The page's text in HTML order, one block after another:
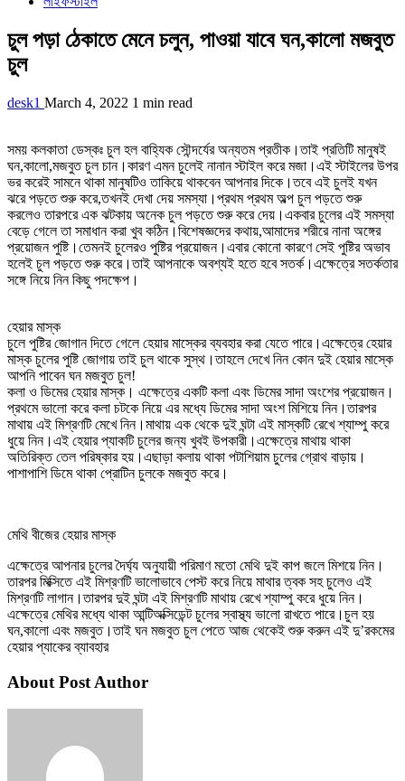
চুল পড়া ঠেকাতে মেনে চলুন, পাওয়া যাবে ঘন,কালো মজবুত
চুল
desk1 March 4, 2022 1 min read
সময় কলকাতা ডেস্কঃ চুল হল বাহ্যিক সৌন্দর্যের অন্যতম প্রতীক।তাই প্রতিটি মানুষই
ঘন,কালো,মজবুত চুল চান।কারণ এমন চুলেই নানান স্টাইল করে মজা।এই স্টাইলের উপর
ভর করেই সামনে থাকা মানুষটিও তাকিয়ে থাকবেন আপনার দিকে।তবে এই চুলই যখন
ঝরে পড়তে শুরু করে,তখনই দেখা দেয় সমস্যা।প্রথম প্রথম অল্প চুল পড়তে শুরু
করলেও তারপরে এক ঝটকায় অনেক চুল পড়তে শুরু করে দেয়।একবার চুলের এই সমস্যা
বেড়ে গেলে তা সমাধান করা খুব কঠিন।বিশেষজ্ঞদের কথায়,আমাদের শরীরে নানা অঙ্গের
প্রয়োজন পুষ্টি।তেমনই চুলেরও পুষ্টির প্রয়োজন।এবার কোনো কারণে সেই পুষ্টির অভাব
হলেই চুল পড়তে শুরু করে।তাই আপনাকে অবশ্যই হতে হবে সতর্ক।এক্ষেত্রে সতর্কতার
সঙ্গে নিয়ে নিন কিছু পদক্ষেপ।
হেয়ার মাস্ক
চুলে পুষ্টির জোগান দিতে গেলে হেয়ার মাস্কের ব্যবহার করা যেতে পারে।এক্ষেত্রে হেয়ার
মাস্ক চুলের পুষ্টি জোগায় তাই চুল থাকে সুস্থ।তাহলে দেখে নিন কোন দুই হেয়ার মাস্কে
আপনি পাবেন ঘন মজবুত চুল!
কলা ও ডিমের হেয়ার মাস্ক। এক্ষেত্রে একটি কলা এবং ডিমের সাদা অংশের প্রয়োজন।
প্রথমে ভালো করে কলা চটকে নিয়ে এর মধ্যে ডিমের সাদা অংশ মিশিয়ে নিন।তারপর
মাথায় এই মিশ্রণটি মেখে নিন।মাথায় এক থেকে দুই ঘন্টা এই মাস্কটি রেখে শ্যাম্পু করে
ধুয়ে নিন।এই হেয়ার প্যাকটি চুলের জন্য খুবই উপকারী।এক্ষেত্রে মাথায় থাকা
অতিরিক্ত তেল পরিষ্কার হয়।এছাড়া কলায় থাকা পটাশিয়াম চুলের গ্রোথ বাড়ায়।
পাশাপাশি ডিমে থাকা প্রোটিন চুলকে মজবুত করে।
মেথি বীজের হেয়ার মাস্ক
এক্ষেত্রে আপনার চুলের দৈর্ঘ্য অনুযায়ী পরিমাণ মতো মেথি দুই কাপ জলে মিশয়ে নিন।
তারপর মিক্সিতে এই মিশ্রণটি ভালোভাবে পেস্ট করে নিয়ে মাথার ত্বক সহ চুলেও এই
মিশ্রণটি লাগান।তারপর দুই ঘন্টা এই মিশ্রণটি মাথায় রেখে শ্যাম্পু করে ধুয়ে নিন।
এক্ষেত্রে মেথির মধ্যে থাকা আন্টিঅক্সিডেন্ট চুলের স্বাস্থ্য ভালো রাখতে পারে।চুল হয়
ঘন,কালো এবং মজবুত।তাই ঘন মজবুত চুল পেতে আজ থেকেই শুরু করুন এই দু’রকমের
হেয়ার প্যাকের ব্যাবহার
About Post Author